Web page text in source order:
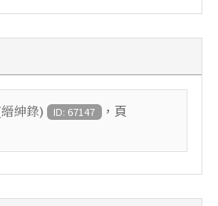
紳錄) ID: 67147 ，頁